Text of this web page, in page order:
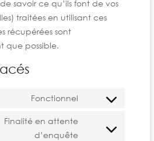
savoir ce qu’ils font de vos
traitées en utilisant ces
récupérées sont
que possible.
Fonctionnel
Finalité en attente
d’enquête